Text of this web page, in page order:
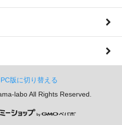
PC版に切り替える
labo All Rights Reserved.